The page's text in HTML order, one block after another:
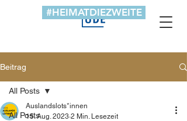
#HEIMATDIEZWEITE
Beitrag
All Posts
All Posts
Auslandslots*innen
15. Aug. 2023 2 Min. Lesezeit